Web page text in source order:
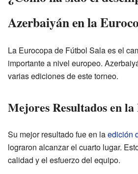
Azerbaiyán en la
La Eurocopa de Fútbol Sala es el
importante a nivel europeo.
varias ediciones de este torneo.
Mejores Resultados en
Su mejor resultado fue en laedición
lograron alcanzar el cuarto lugar.
calidad y el esfuerzo del equipo.